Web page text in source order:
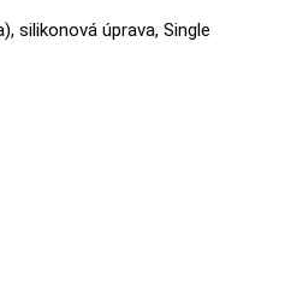
silikonová úprava, Single